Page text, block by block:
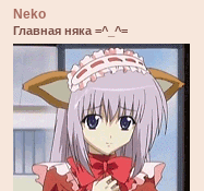
Neko
Главная няка =^_^=